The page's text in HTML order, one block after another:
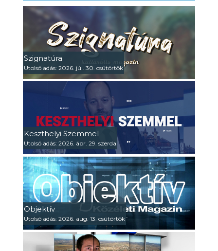
Szignatúra
Utolsó adás: 2026. júl. 30. csütörtök
Keszthelyi Szemmel
Utolsó adás: 2026. ápr. 29. szerda
Objektív
Utolsó adás: 2026. aug. 13. csütörtök